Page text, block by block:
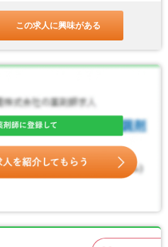
この求人に興味がある